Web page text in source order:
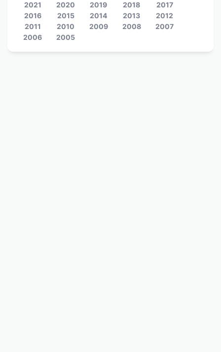
2021
2020 2019 2018
2017
2016
2015 2014 2013
2012
2011
2010 2009 2008
2007
2006
2005